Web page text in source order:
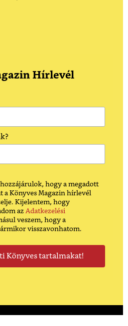
Hírlevél
hogy a megadott
a Könyves Magazin hírlevél
Kijelentem, hogy
az Adatkezelési
veszem, hogy a
visszavonhatom.